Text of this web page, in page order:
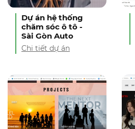
Dự án hệ thống
chăm sóc ô tô -
Sài Gòn Auto
Chi tiết dự án